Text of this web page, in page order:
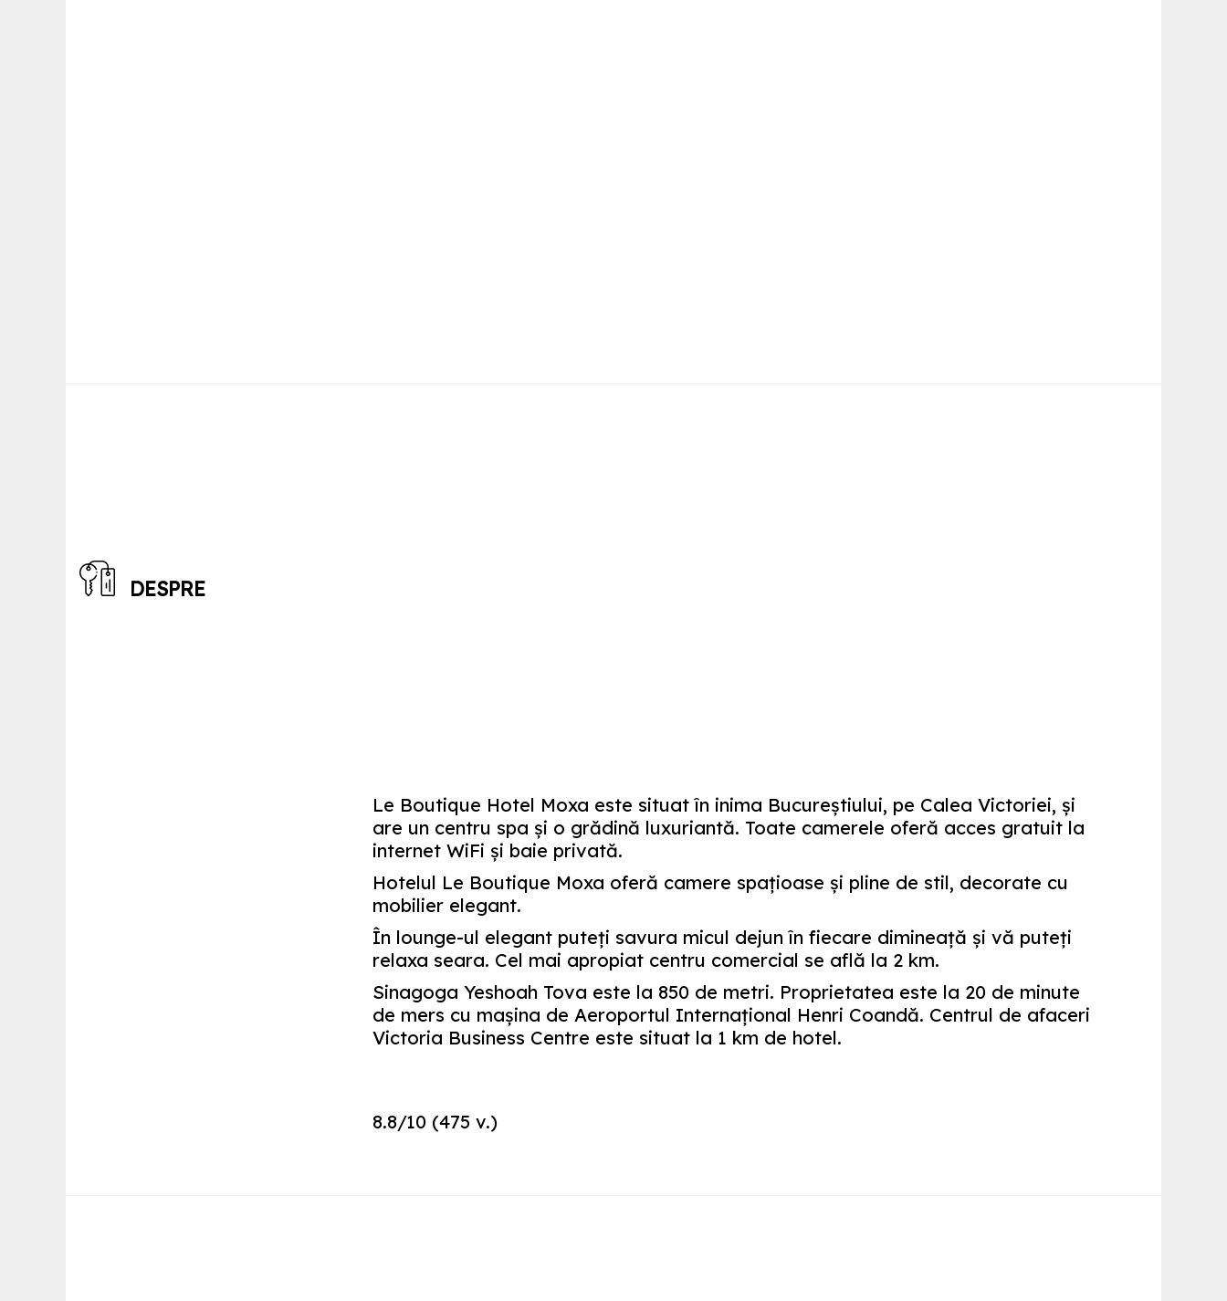
DESPRE
Le Boutique Hotel Moxa este situat în inima Bucureştiului, pe Calea Victoriei, şi
are un centru spa şi o grădină luxuriantă. Toate camerele oferă acces gratuit la
internet WiFi şi baie privată.
Hotelul Le Boutique Moxa oferă camere spaţioase şi pline de stil, decorate cu
mobilier elegant.
În lounge-ul elegant puteţi savura micul dejun în fiecare dimineaţă şi vă puteţi
relaxa seara. Cel mai apropiat centru comercial se află la 2 km.
Sinagoga Yeshoah Tova este la 850 de metri. Proprietatea este la 20 de minute
de mers cu maşina de Aeroportul Internaţional Henri Coandă. Centrul de afaceri
Victoria Business Centre este situat la 1 km de hotel.
8.8/10 (475 v.)